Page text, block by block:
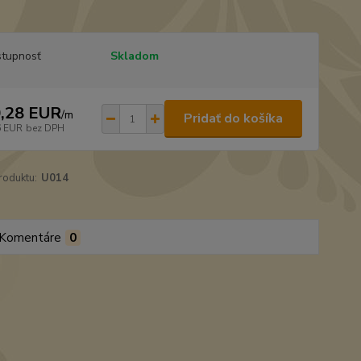
Skladom
EUR/m
bez DPH
Pridať do košíka
U014
0